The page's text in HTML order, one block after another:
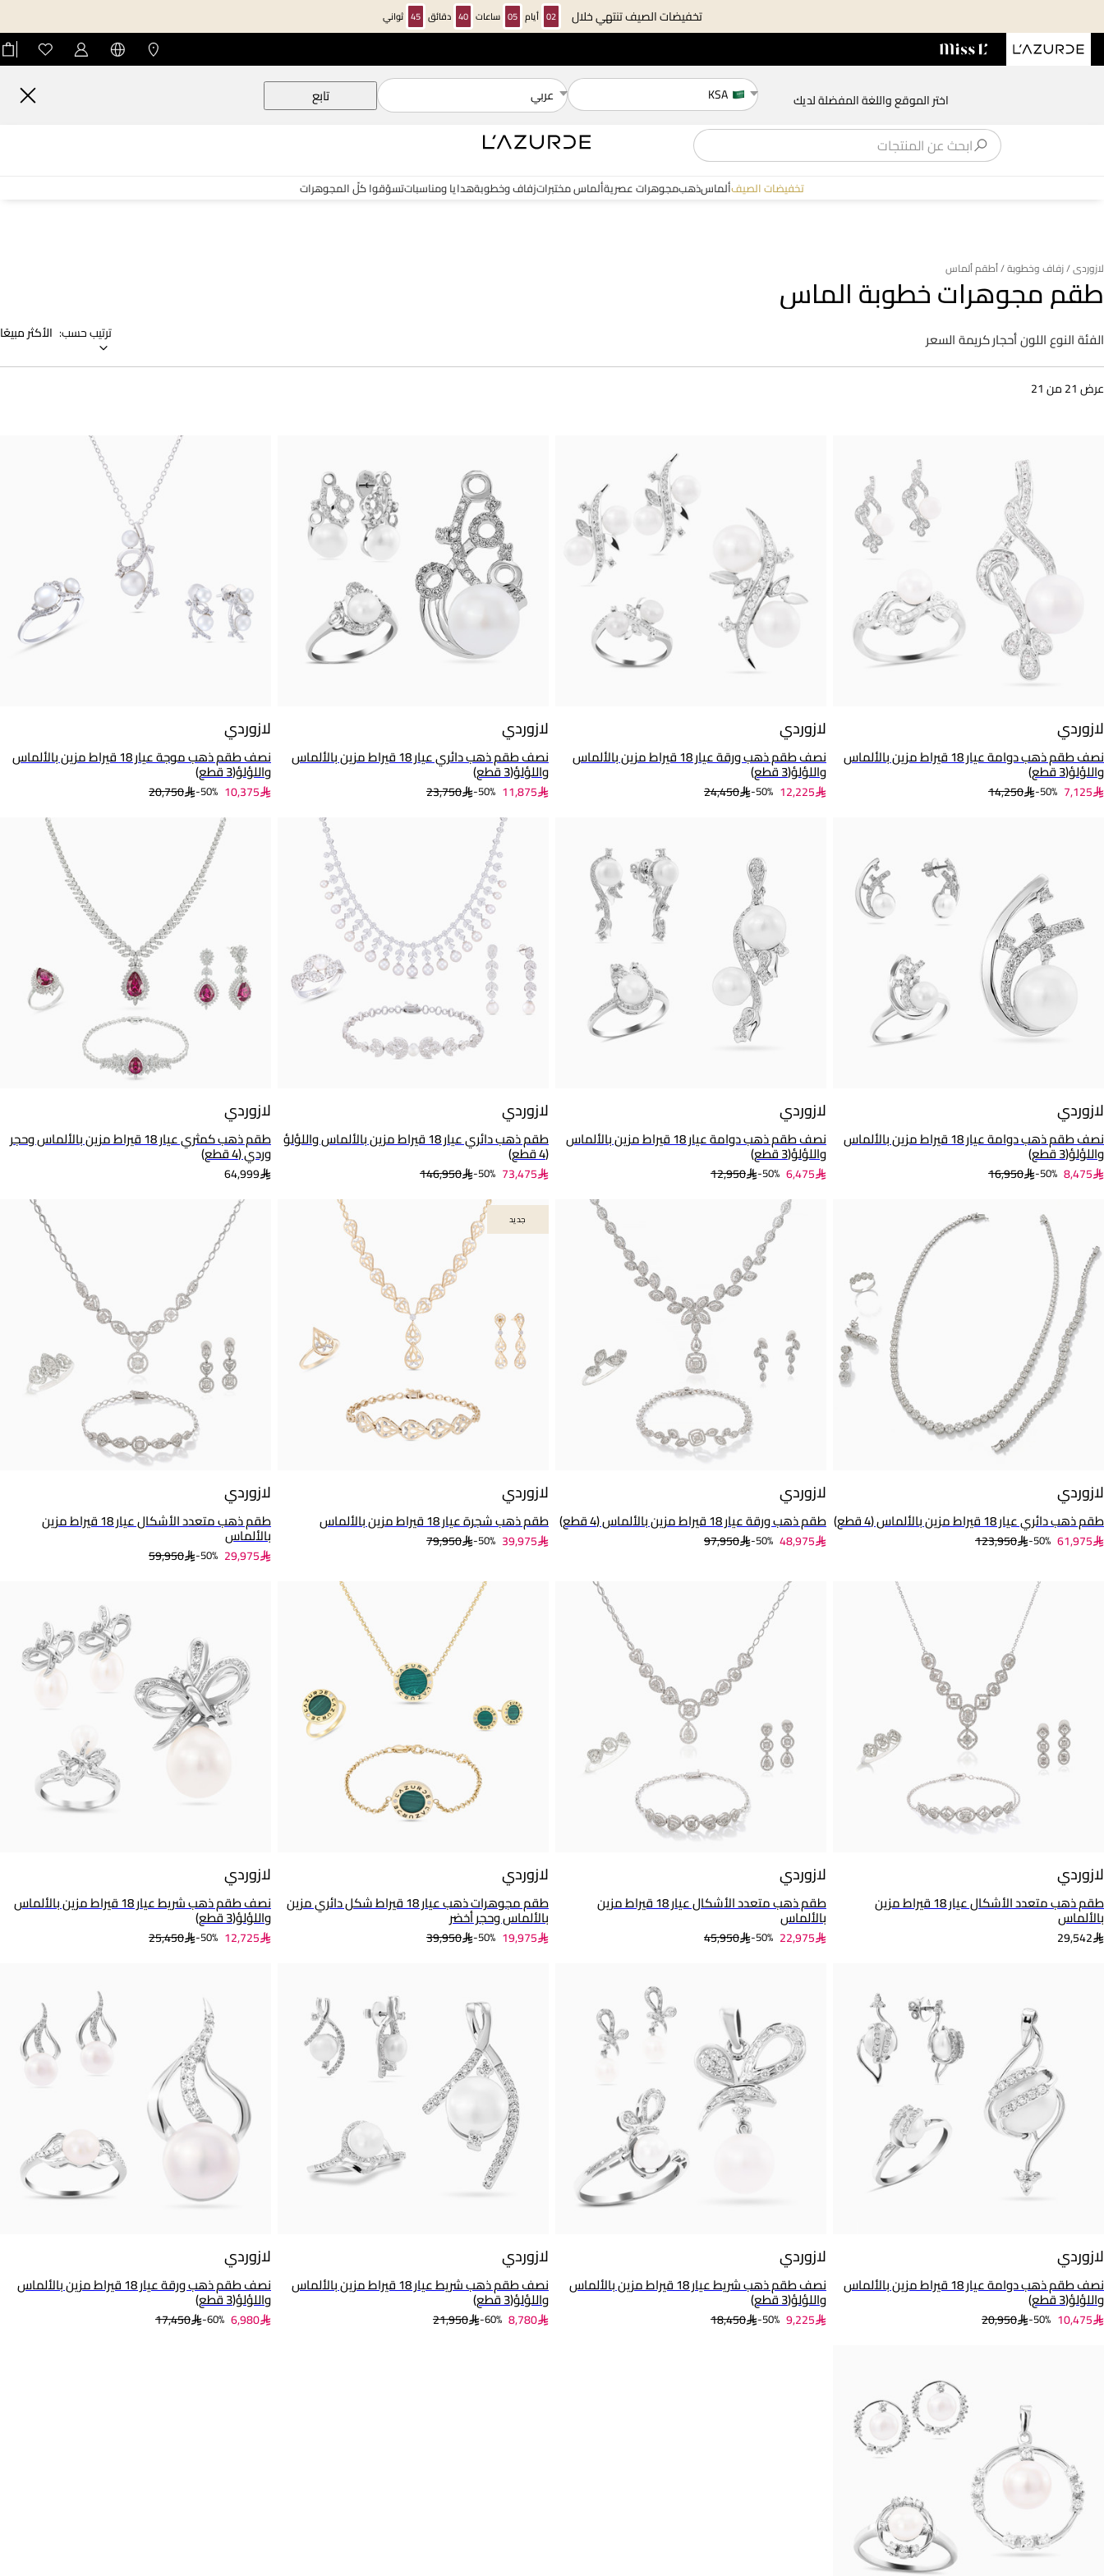
تخفيضات الصيف تنتهي خلال 02 أيام 05 ساعات 40 دقائق 44 ثواني
اختر الموقع واللغة المفضلة لديك KSA عربي تابع
تخفيضات الصيفألماسذهبمجوهرات عصريةألماس مختبراتزفاف وخطوبةهدايا ومناسباتتسوّقوا كلّ المجوهرات
طقم مجوهرات خطوبة الماس
لازوردى/ زفاف وخطوبة/ أطقم ألماس
عرض 21 من 21
الفئةالنوعاللونأحجار كريمةالسعر ترتيب حسب: الأكثر مبيعًا
لازوردي
نصف طقم ذهب دوامة عيار 18 قيراط مزين بالألماس
واللؤلؤ(3 قطع)
14,250 50%- 7,125
لازوردي
نصف طقم ذهب ورقة عيار 18 قيراط مزين بالألماس
واللؤلؤ(3 قطع)
24,450 50%- 12,225
لازوردي
نصف طقم ذهب دائري عيار 18 قيراط مزين بالألماس
واللؤلؤ(3 قطع)
23,750 50%- 11,875
لازوردي
نصف طقم ذهب موجة عيار 18 قيراط مزين بالألماس
واللؤلؤ(3 قطع)
20,750 50%- 10,375
لازوردي
نصف طقم ذهب دوامة عيار 18 قيراط مزين بالألماس
واللؤلؤ(3 قطع)
16,950 50%- 8,475
لازوردي
نصف طقم ذهب دوامة عيار 18 قيراط مزين بالألماس
واللؤلؤ(3 قطع)
12,950 50%- 6,475
لازوردي
طقم ذهب دائري عيار 18 قيراط مزين بالألماس واللؤلؤ
(4 قطع)
146,950 50%- 73,475
لازوردي
طقم ذهب كمثري عيار 18 قيراط مزين بالألماس وحجر
وردي (4 قطع)
64,999
لازوردي
طقم ذهب دائري عيار 18 قيراط مزين بالألماس (4 قطع)
123,950 50%- 61,975
لازوردي
طقم ذهب ورقة عيار 18 قيراط مزين بالألماس (4 قطع)
97,950 50%- 48,975
جديد
جديد
لازوردي
طقم ذهب شجرة عيار 18 قيراط مزين بالألماس
79,950 50%- 39,975
لازوردي
طقم ذهب متعدد الأشكال عيار 18 قيراط مزين
بالألماس
59,950 50%- 29,975
لازوردي
طقم ذهب متعدد الأشكال عيار 18 قيراط مزين
بالألماس
29,542
لازوردي
طقم ذهب متعدد الأشكال عيار 18 قيراط مزين
بالألماس
45,950 50%- 22,975
لازوردي
طقم مجوهرات ذهب عيار 18 قيراط شكل دائري مزين
بالألماس وحجر أخضر
39,950 50%- 19,975
لازوردي
نصف طقم ذهب شريط عيار 18 قيراط مزين بالألماس
واللؤلؤ(3 قطع)
25,450 50%- 12,725
لازوردي
نصف طقم ذهب دوامة عيار 18 قيراط مزين بالألماس
واللؤلؤ(3 قطع)
20,950 50%- 10,475
لازوردي
نصف طقم ذهب شريط عيار 18 قيراط مزين بالألماس
واللؤلؤ(3 قطع)
18,450 50%- 9,225
لازوردي
نصف طقم ذهب شريط عيار 18 قيراط مزين بالألماس
واللؤلؤ(3 قطع)
21,950 60%- 8,780
لازوردي
نصف طقم ذهب ورقة عيار 18 قيراط مزين بالألماس
واللؤلؤ(3 قطع)
17,450 60%- 6,980